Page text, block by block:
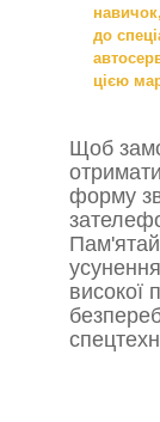
до
цією
Щоб
форму
високої